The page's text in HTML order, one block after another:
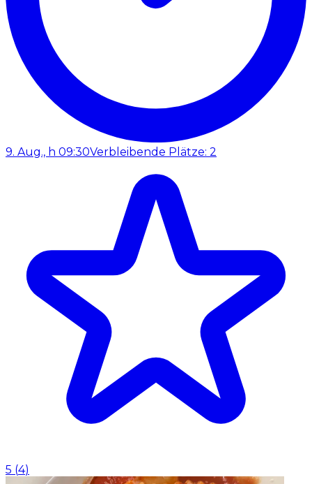
9. Aug., h 09:30Verbleibende Plätze: 2
5 (4)